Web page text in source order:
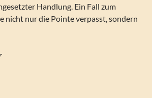
Handlung. Ein Fall zum
nicht nur die Pointe verpasst, sondern